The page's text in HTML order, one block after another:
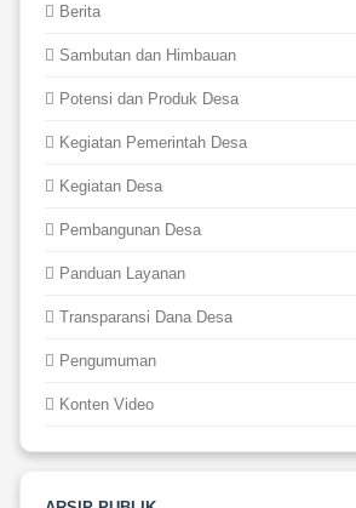
Berita
Sambutan dan Himbauan
Potensi dan Produk Desa
Kegiatan Pemerintah Desa
Kegiatan Desa
Pembangunan Desa
Panduan Layanan
Transparansi Dana Desa
Pengumuman
Konten Video